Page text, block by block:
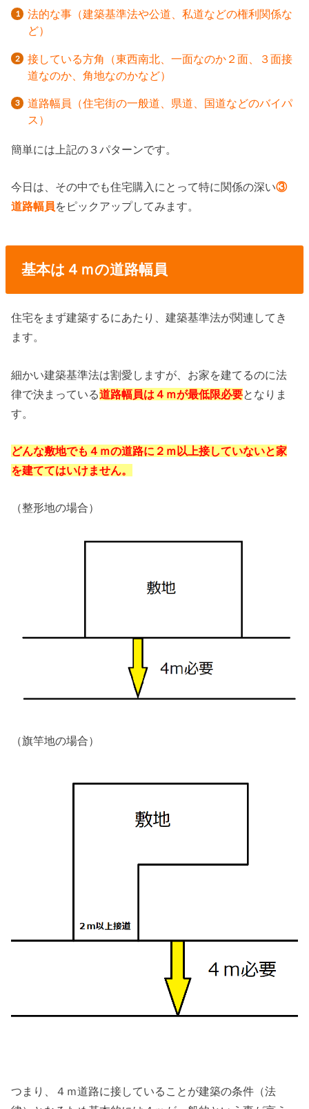
法的な事（建築基準法や公道、私道などの権利関係な
ど）
接している方角（東西南北、一面なのか２面、３面接
道なのか、角地なのかなど）
道路幅員（住宅街の一般道、県道、国道などのバイパ
ス）
簡単には上記の３パターンです。
今日は、その中でも住宅購入にとって特に関係の深い③
道路幅員をピックアップしてみます。
基本は４ｍの道路幅員
住宅をまず建築するにあたり、建築基準法が関連してき
ます。
細かい建築基準法は割愛しますが、お家を建てるのに法
律で決まっている道路幅員は４ｍが最低限必要となりま
す。
どんな敷地でも４ｍの道路に２ｍ以上接していないと家
を建ててはいけません。
（整形地の場合）
（旗竿地の場合）
つまり、４ｍ道路に接していることが建築の条件（法